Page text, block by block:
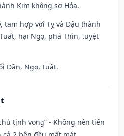
Kim không sợ Hỏa.
tam hợp với Tỵ và Dậu thành
hại Ngọ, phá Thìn, tuyệt
Dần, Ngọ, Tuất.
tịnh vong” - Không nên tiến